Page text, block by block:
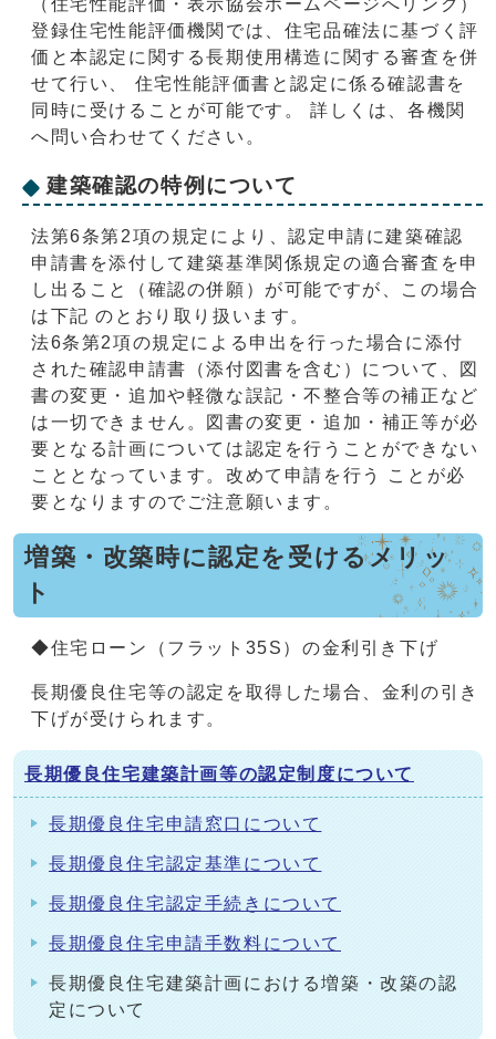
（住宅性能評価・表示協会ホームページへリンク）
登録住宅性能評価機関では、住宅品確法に基づく評
価と本認定に関する長期使用構造に関する審査を併
せて行い、 住宅性能評価書と認定に係る確認書を
同時に受けることが可能です。 詳しくは、各機関
へ問い合わせてください。
建築確認の特例について
法第6条第2項の規定により、認定申請に建築確認
申請書を添付して建築基準関係規定の適合審査を申
し出ること（確認の併願）が可能ですが、この場合
は下記 のとおり取り扱います。
法6条第2項の規定による申出を行った場合に添付
された確認申請書（添付図書を含む）について、図
書の変更・追加や軽微な誤記・不整合等の補正など
は一切できません。図書の変更・追加・補正等が必
要となる計画については認定を行うことができない
こととなっています。改めて申請を行う ことが必
要となりますのでご注意願います。
増築・改築時に認定を受けるメリッ
ト
◆住宅ローン（フラット35S）の金利引き下げ
長期優良住宅等の認定を取得した場合、金利の引き
下げが受けられます。
長期優良住宅建築計画等の認定制度について
長期優良住宅申請窓口について
長期優良住宅認定基準について
長期優良住宅認定手続きについて
長期優良住宅申請手数料について
長期優良住宅建築計画における増築・改築の認
定について